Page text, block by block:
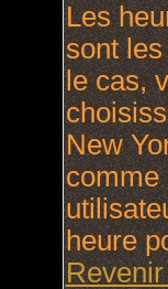
Les
sont
le cas,
New
comme
heure